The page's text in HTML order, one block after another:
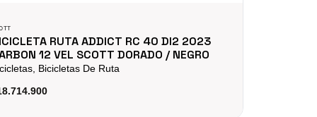
RUTA ADDICT RC 40 DI2 2023
12 VEL SCOTT DORADO / NEGRO
Bicicletas De Ruta